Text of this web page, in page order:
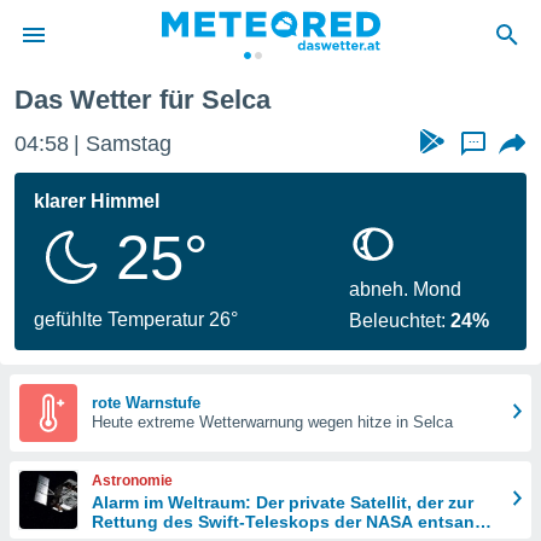
wurde
dass
sind.
diese
Das Wetter für Selca
04:58 Samstag ...
klarer Himmel
25°
gefühlte Temperatur 26°
abneh. Mond
Beleuchtet:24%
rote Warnstufe
Heute extreme Wetterwarnung wegen hitze in Selca
Astronomie
Alarm im Weltraum: Der private Satellit, der zur
Rettung des Swift-Teleskops der NASA entsandt